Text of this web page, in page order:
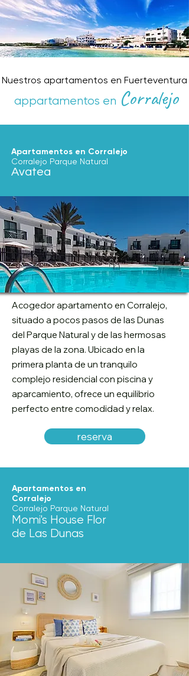
Nuestros apartamentos en Fuerteventura
appartamentos en Corralejo
Apartamentos en Corralejo
Corralejo Parque Natural
Avatea
Acogedor apartamento en Corralejo,
situado a pocos pasos de las Dunas
del Parque Natural y de las hermosas
playas de la zona. Ubicado en la
primera planta de un tranquilo
complejo residencial con piscina y
aparcamiento, ofrece un equilibrio
perfecto entre comodidad y relax.
reserva
Apartamentos en
Corralejo
Corralejo Parque Natural
Momi's House Flor
de Las Dunas